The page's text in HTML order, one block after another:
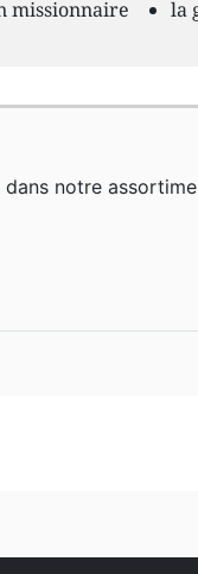
missionnaire
la
notre